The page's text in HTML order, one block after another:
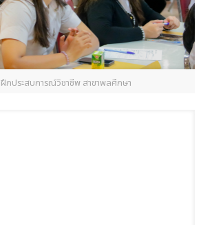
ฝึกประสบการณ์วิชาชีพ สาขาพลศึกษา